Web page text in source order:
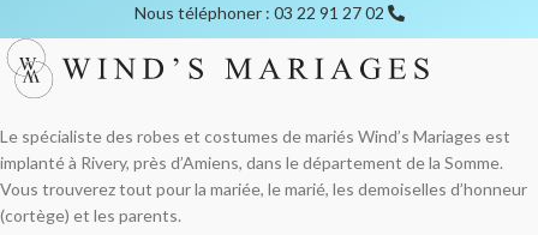
Nous téléphoner : 03 22 91 27 02
Le spécialiste des robes et costumes de mariés Wind’s Mariages est
implanté à Rivery, près d’Amiens, dans le département de la Somme.
Vous trouverez tout pour la mariée, le marié, les demoiselles d’honneur
(cortège) et les parents.